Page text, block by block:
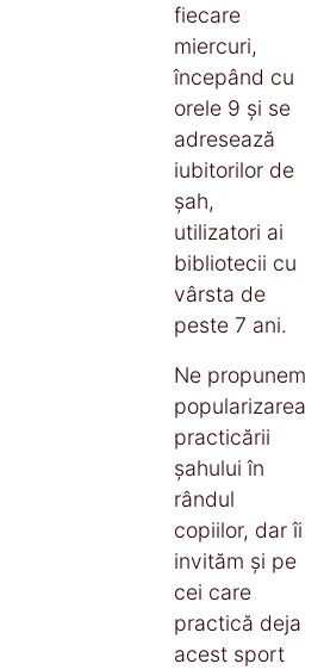
fiecare
miercuri,
începând cu
orele 9 și se
adresează
iubitorilor de
șah,
utilizatori ai
bibliotecii cu
vârsta de
peste 7 ani.
Ne propunem
popularizarea
practicării
șahului în
rândul
copiilor, dar îi
invităm și pe
cei care
practică deja
acest sport